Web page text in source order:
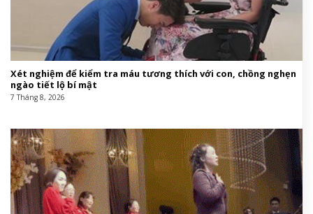
Xét nghiệm để kiểm tra máu tương thích với con, chồng nghẹn
ngào tiết lộ bí mật
7 Tháng 8, 2026